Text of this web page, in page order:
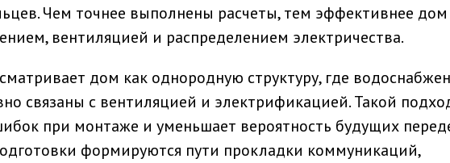
Чем точнее выполнены расчеты, тем эффективнее дом
вентиляцией и распределением электричества.
дом как однородную структуру, где
связаны с вентиляцией и электрификацией. Такой
при монтаже и уменьшает вероятность будущих
формируются пути прокладки коммуникаций,